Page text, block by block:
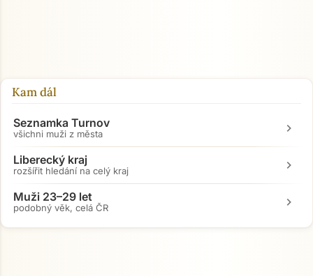
Kam dál
Seznamka Turnov
všichni muži z města chevron_right
Liberecký kraj
rozšířit hledání na celý kraj chevron_right
Muži 23–29 let
podobný věk, celá ČR chevron_right